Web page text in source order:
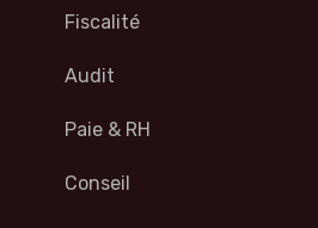
Fiscalité
Audit
Paie & RH
Conseil